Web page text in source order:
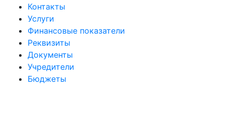
Контакты
Услуги
Финансовые показатели
Реквизиты
Документы
Учредители
Бюджеты